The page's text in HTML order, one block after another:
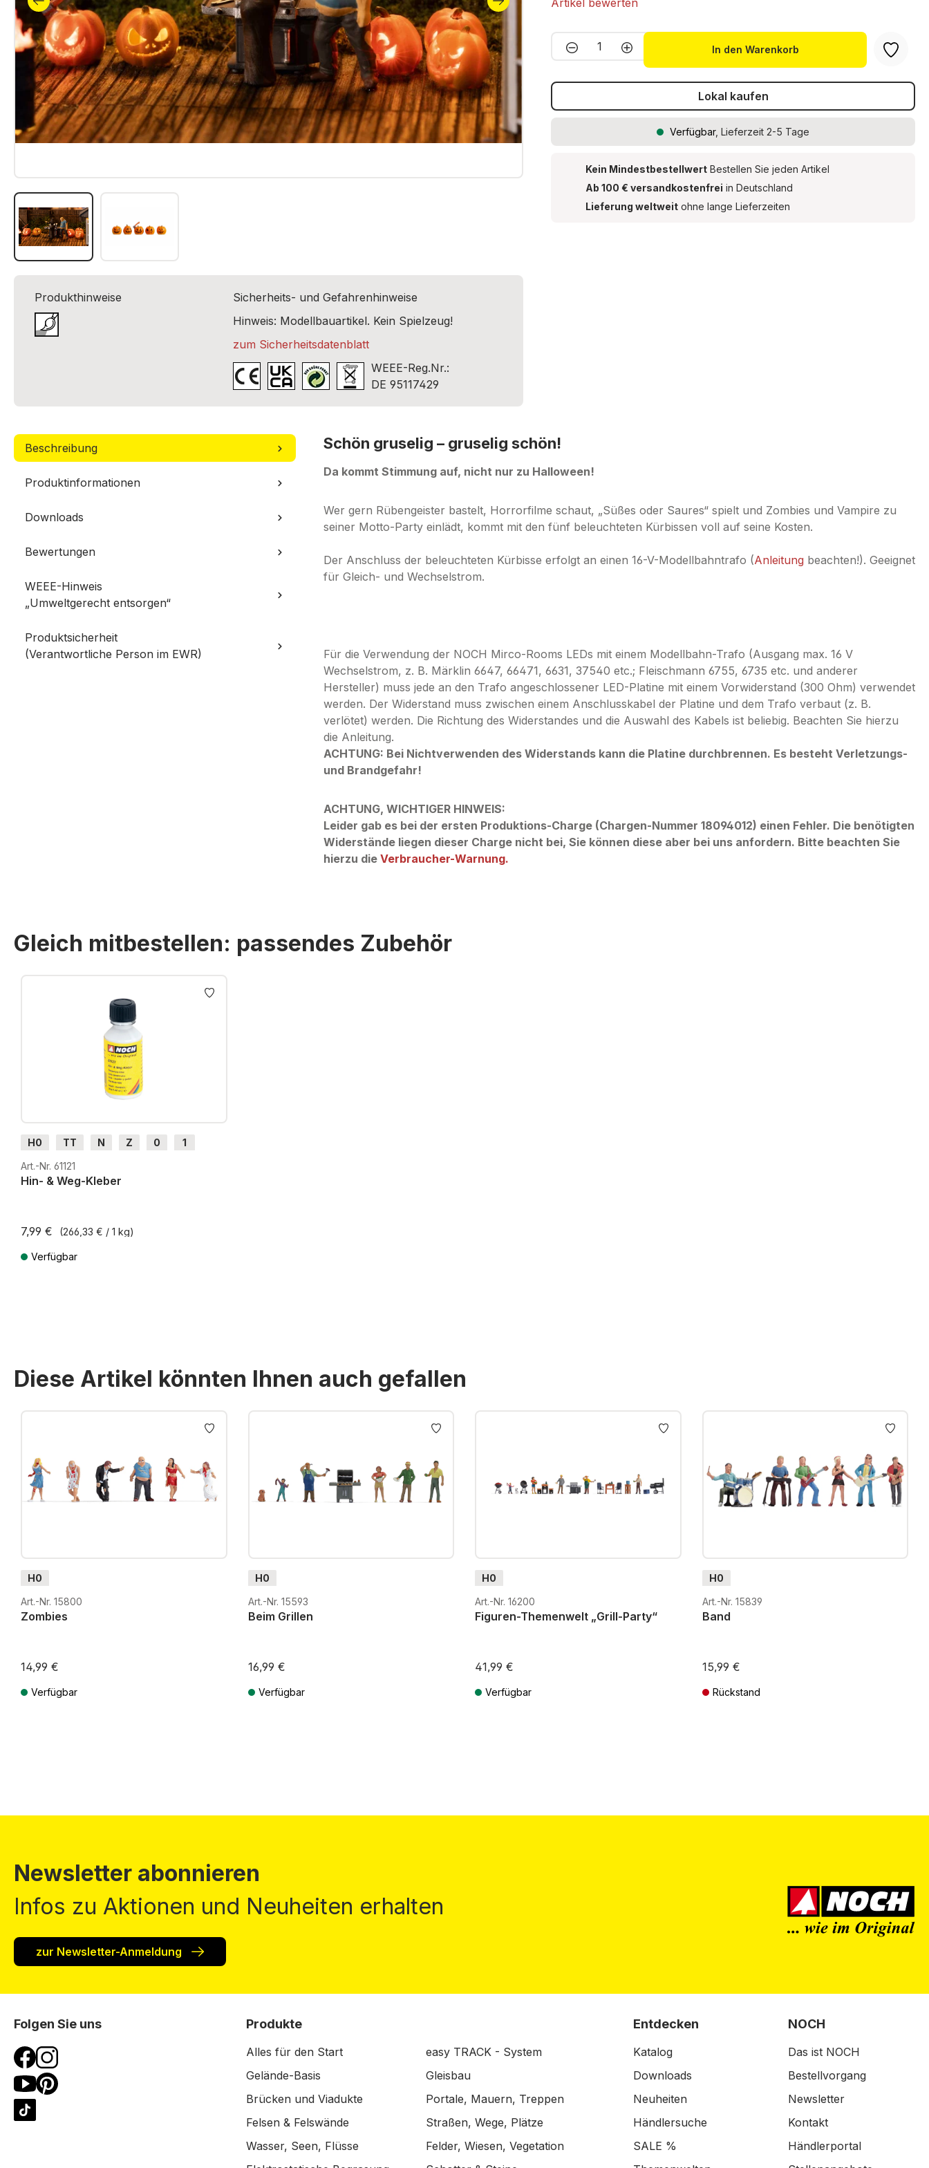
Artikel bewerten
Produkt Anzahl: Gib den gewünschten Wert
In den Warenkorb
Lokal kaufen
Verfügbar, Lieferzeit 2-5 Tage
Kein Mindestbestellwert Bestellen Sie jeden Artikel
Ab 100 € versandkostenfrei in Deutschland
Lieferung weltweit ohne lange Lieferzeiten
Produkthinweise
Sicherheits- und Gefahrenhinweise
Hinweis: Modellbauartikel. Kein Spielzeug!
zum Sicherheitsdatenblatt
WEEE-Reg.Nr.:
DE 95117429
Beschreibung
Produktinformationen
Downloads
Bewertungen
WEEE-Hinweis
„Umweltgerecht entsorgen“
Produktsicherheit
(Verantwortliche Person im EWR)
Schön gruselig – gruselig schön!
Da kommt Stimmung auf, nicht nur zu Halloween!
Wer gern Rübengeister bastelt, Horrorfilme schaut, „Süßes oder Saures“ spielt und Zombies und Vampire zu
seiner Motto-Party einlädt, kommt mit den fünf beleuchteten Kürbissen voll auf seine Kosten.
Der Anschluss der beleuchteten Kürbisse erfolgt an einen 16-V-Modellbahntrafo (Anleitung beachten!). Geeignet
für Gleich- und Wechselstrom.
Für die Verwendung der NOCH Mirco-Rooms LEDs mit einem Modellbahn-Trafo (Ausgang max. 16 V
Wechselstrom, z. B. Märklin 6647, 66471, 6631, 37540 etc.; Fleischmann 6755, 6735 etc. und anderer
Hersteller) muss jede an den Trafo angeschlossener LED-Platine mit einem Vorwiderstand (300 Ohm) verwendet
werden. Der Widerstand muss zwischen einem Anschlusskabel der Platine und dem Trafo verbaut (z. B.
verlötet) werden. Die Richtung des Widerstandes und die Auswahl des Kabels ist beliebig. Beachten Sie hierzu
die Anleitung.
ACHTUNG: Bei Nichtverwenden des Widerstands kann die Platine durchbrennen. Es besteht Verletzungs-
und Brandgefahr!
ACHTUNG, WICHTIGER HINWEIS:
Leider gab es bei der ersten Produktions-Charge (Chargen-Nummer 18094012) einen Fehler. Die benötigten
Widerstände liegen dieser Charge nicht bei, Sie können diese aber bei uns anfordern. Bitte beachten Sie
hierzu die Verbraucher-Warnung.
Gleich mitbestellen: passendes Zubehör
Produktgalerie überspringen
H0 TT N Z 0
1
G
H0m
Art.-Nr. 61121
Hin- & Weg-Kleber
7,99 € (266,33 € / 1 kg)
Verfügbar
Diese Artikel könnten Ihnen auch gefallen
Produktgalerie überspringen
H0
Art.-Nr. 15800
Zombies
14,99 €
Verfügbar
H0
Art.-Nr. 15593
Beim Grillen
16,99 €
Verfügbar
H0
Art.-Nr. 16200
Figuren-Themenwelt „Grill-Party“
41,99 €
Verfügbar
H0
Art.-Nr. 15839
Band
15,99 €
Rückstand
Newsletter abonnieren
Infos zu Aktionen und Neuheiten erhalten
zur Newsletter-Anmeldung
Folgen Sie uns Produkte
Alles für den Start
easy TRACK - System
Gelände-Basis
Gleisbau
Brücken und Viadukte
Portale, Mauern, Treppen
Felsen & Felswände
Straßen, Wege, Plätze
Wasser, Seen, Flüsse
Felder, Wiesen, Vegetation
Entdecken
Katalog
Downloads
Neuheiten
Händlersuche
SALE %
NOCH
Das ist NOCH
Bestellvorgang
Newsletter
Kontakt
Händlerportal